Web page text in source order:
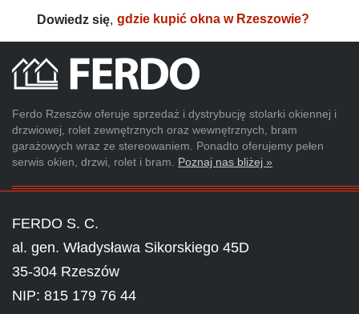
Dowiedz się, gdzie kupić okna w Rzeszowie?
Ferdo Rzeszów oferuje sprzedaż i dystrybucję stolarki okiennej i
drzwiowej, rolet zewnętrznych oraz wewnętrznych, bram
garażowych wraz ze stereowaniem. Ponadto oferujemy pełen
serwis okien, drzwi, rolet i bram. Poznaj nas bliżej »
FERDO S. C.
al. gen. Władysława Sikorskiego 45D
35-304 Rzeszów
NIP: 815 179 76 44